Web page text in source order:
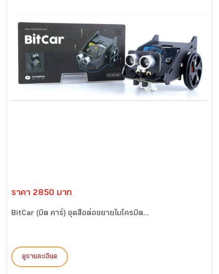
ราคา 2850 บาท
BitCar (บิต คาร์) ชุดสื่อต่อขยายไมโครบิต...
ดูรายละเอียด